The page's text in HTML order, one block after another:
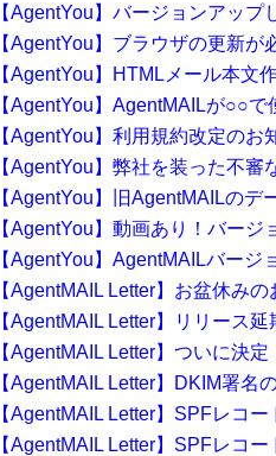
【AgentYou】バージョンアッ
【AgentYou】ブラウザの更新が
【AgentYou】HTMLメール本文
【AgentYou】AgentMAILが○○
【AgentYou】利用規約改定のお
【AgentYou】弊社を装った不
【AgentYou】旧AgentMAILの
【AgentYou】動画あり！バー
【AgentYou】AgentMAILバー
【AgentMAIL Letter】お盆休み
【AgentMAIL Letter】リリース
【AgentMAIL Letter】ついに決
【AgentMAIL Letter】DKIM署
【AgentMAIL Letter】SPFレコ
【AgentMAIL Letter】SPFレコ